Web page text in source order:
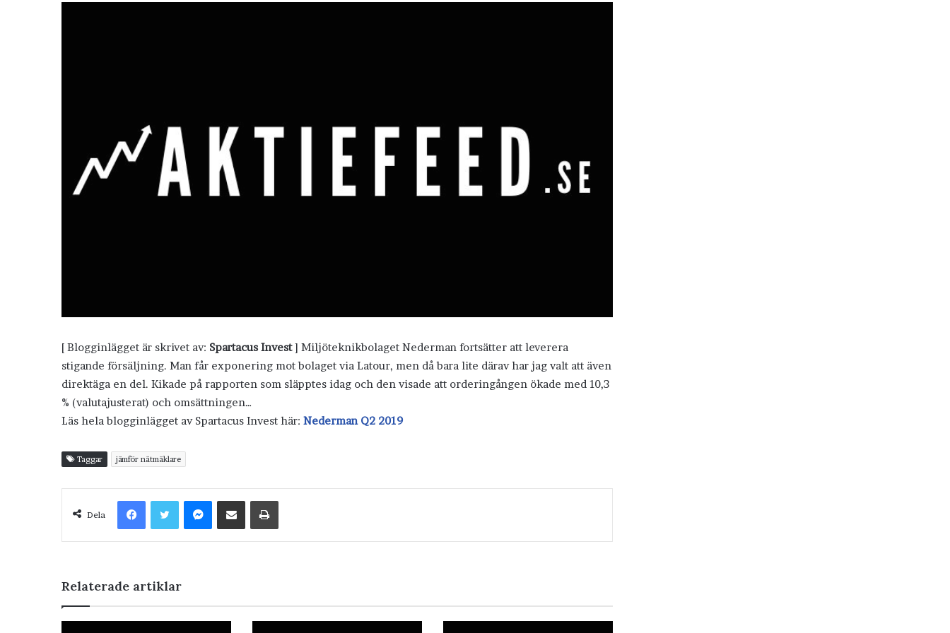
[ Blogginlägget är skrivet av: Spartacus Invest] Miljöteknikbolaget Nederman fortsätter att leverera
stigande försäljning. Man får exponering mot bolaget via Latour, men då bara lite därav har jag valt att även
direktäga en del. Kikade på rapporten som släpptes idag och den visade att orderingången ökade med 10,3
% (valutajusterat) och omsättningen…
Läs hela blogginlägget av Spartacus Invest här: Nederman Q2 2019
Taggar jämför nätmäklare
Dela
FacebookTwitterMessenger
Dela via e-post Skriv ut
Relaterade artiklar